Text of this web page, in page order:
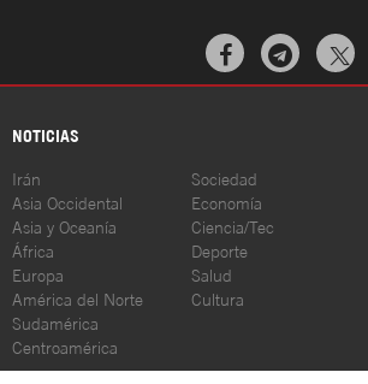

NOTICIAS
Irán
Asia Occidental
Asia y Oceanía
África
Europa
América del Norte
Sudamérica
Centroamérica
Sociedad
Economía
Ciencia/Tec
Deporte
Salud
Cultura